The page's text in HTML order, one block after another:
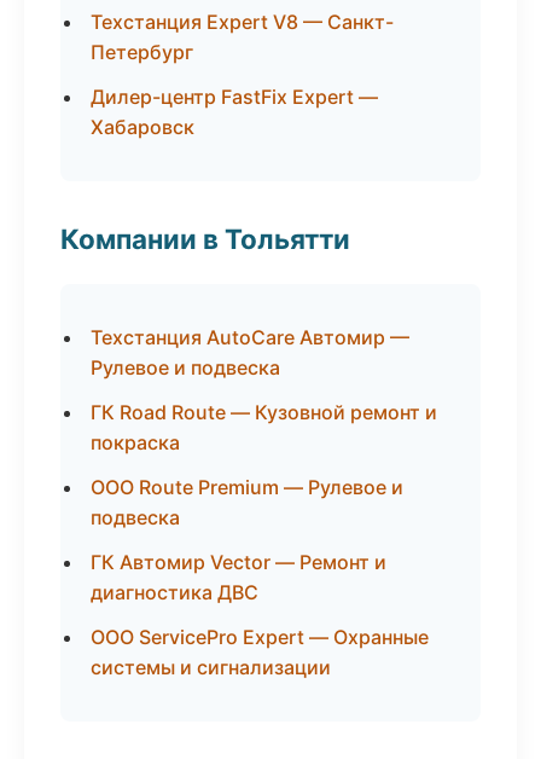
Техстанция Expert V8 — Санкт-
Петербург
Дилер-центр FastFix Expert —
Хабаровск
Компании в Тольятти
Техстанция AutoCare Автомир —
Рулевое и подвеска
ГК Road Route — Кузовной ремонт и
покраска
ООО Route Premium — Рулевое и
подвеска
ГК Автомир Vector — Ремонт и
диагностика ДВС
ООО ServicePro Expert — Охранные
системы и сигнализации